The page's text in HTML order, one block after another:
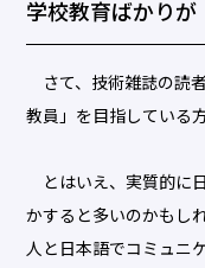
学校教育ばかりが
さて、技術雑誌の読
教員」を目指している
とはいえ、実質的に
かすると多いのかもし
人と日本語でコミュニ